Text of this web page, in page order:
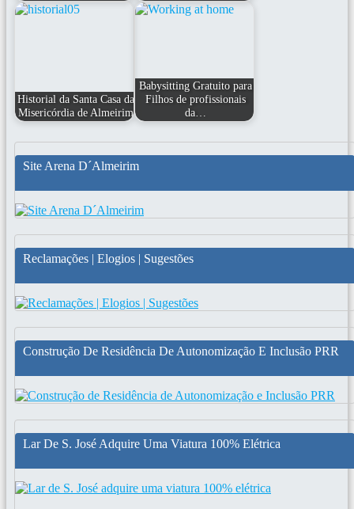
Historial da Santa Casa da
Misericórdia de Almeirim
Babysitting Gratuito para
Filhos de profissionais
da…
Site Arena D´Almeirim
Reclamações | Elogios | Sugestões
Construção De Residência De Autonomização E Inclusão PRR
Lar De S. José Adquire Uma Viatura 100% Elétrica